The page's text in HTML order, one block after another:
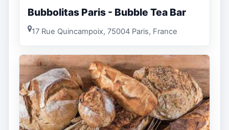
Bubbolitas Paris - Bubble Tea Bar
17 Rue Quincampoix, 75004 Paris, France